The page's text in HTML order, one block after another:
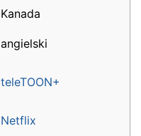
Kanada
angielski
teleTOON+
Netflix